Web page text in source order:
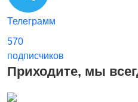
Телеграмм
570
подписчиков
Приходите, мы